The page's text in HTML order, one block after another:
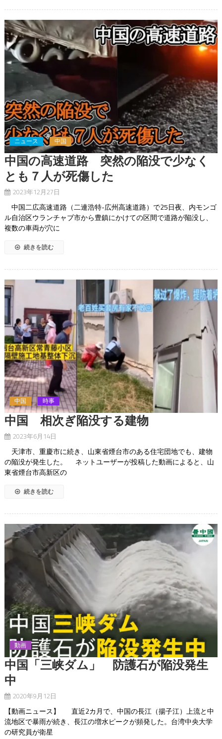
ニュース 中国
中国の高速道路 突然の陥没で少なく
とも７人が死傷した
2023年12月27日
中国二広高速道路（二連浩特-広州高速道路）で25日夜、内モンゴ
ル自治区ウランチャブ市から豊鎮にかけての区間で道路が陥没し、
複数の車両が穴に
続きを読む
中国 時事
中国 相次ぎ陥没する建物
2023年6月14日
天津市、重慶市に続き、山東省煙台市のある住宅団地でも、建物
の陥没が発生した。 ネットユーザーが投稿した動画によると、山
東省煙台市高新区の
続きを読む
動画
中国「三峡ダム」 防護石が陥没発生
中
2020年9月12日
【動画ニュース】 直近2カ月で、中国の長江（揚子江）上流と中
流地区で暴雨が続き、長江の増水ピークが頻発した。台湾中央大学
の研究員が衛星